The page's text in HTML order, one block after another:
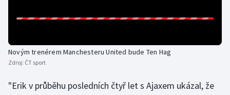
Moderní pětiboj
Motorsport
Novým trenérem Manchesteru United bude Ten Hag
Zdroj: ČT sport
"Erik v průběhu posledních čtyř let s Ajaxem ukázal, že